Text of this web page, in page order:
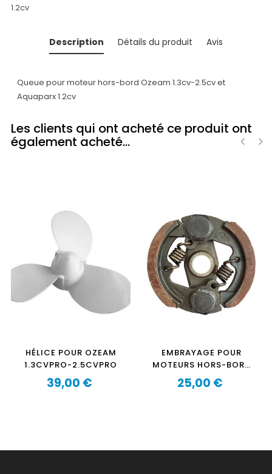
1.2cv
Description Détails du produit Avis
Queue pour moteur hors-bord Ozeam 1.3cv-2.5cv et
Aquaparx 1.2cv
Les clients qui ont acheté ce produit ont
également acheté...
HÉLICE POUR OZEAM
1.3CVPRO-2.5CVPRO
Prix
39,00 €
EMBRAYAGE POUR
MOTEURS HORS-BORD
OZEAM 2.5CV
Prix
25,00 €